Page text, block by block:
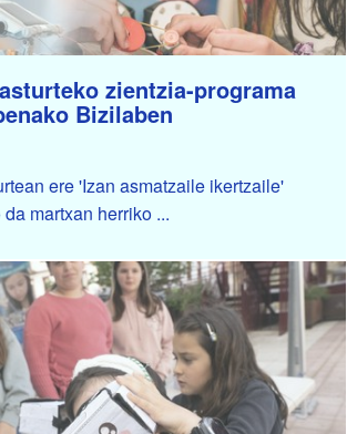
zientzia-programa
Bizilaben
ere 'Izan asmatzaile ikertzaile'
martxan herriko ...